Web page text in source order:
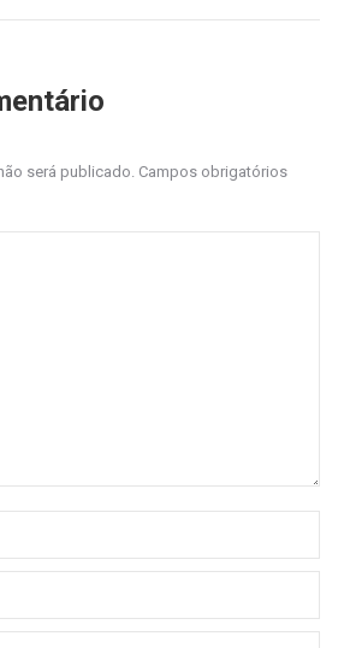
será publicado. Campos obrigatórios